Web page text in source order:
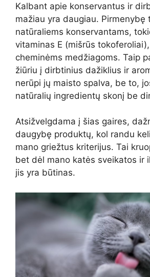
Kalbant apie konservantus ir
mažiau yra daugiau. Pirmenybę
natūraliems konservantams,
vitaminas E (mišrūs
cheminėms medžiagoms. Taip
žiūriu į dirbtinius dažiklius ir
nerūpi jų maisto spalva, be to,
natūralių ingredientų skonį be
Atsižvelgdama į šias gaires,
daugybę produktų, kol randu
mano griežtus kriterijus. Tai
bet dėl mano katės sveikatos ir
jis yra būtinas.